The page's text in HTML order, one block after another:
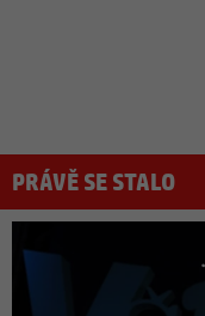
PRÁVĚ SE STALO